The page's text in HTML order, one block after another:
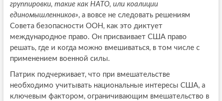
группировки, такие как НАТО, или коалиции
единомышленников», а вовсе не следовать решениям
Совета безопасности ООН, как это диктует
международное право. Он присваивает США право
решать, где и когда можно вмешиваться, в том числе с
применением военной силы.
Патрик подчеркивает, что при вмешательстве
необходимо учитывать национальные интересы США, а
ключевым фактором, ограничивающим вмешательство в